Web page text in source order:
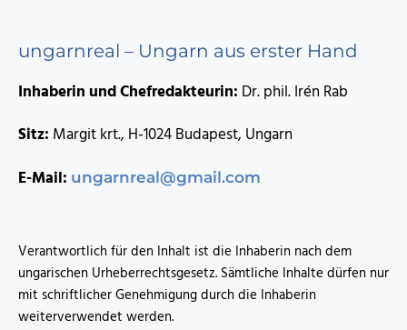
ungarnreal – Ungarn aus erster Hand
Inhaberin und Chefredakteurin: Dr. phil. Irén Rab
Sitz: Margit krt., H-1024 Budapest, Ungarn
E-Mail: ungarnreal@gmail.com
Verantwortlich für den Inhalt ist die Inhaberin nach dem
ungarischen Urheberrechtsgesetz. Sämtliche Inhalte dürfen nur
mit schriftlicher Genehmigung durch die Inhaberin
weiterverwendet werden.